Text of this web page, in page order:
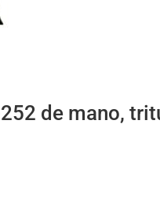
de mano,